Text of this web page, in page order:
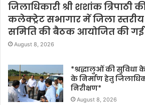
जिलाधिकारी श्री शशांक त्रिपाठी
कलेक्ट्रेट सभागार में जिला
समिति की बैठक आयोजित की
August 8, 2026
*श्रद्धालुओं की सुविधा
के निर्माण हेतु
निरीक्षण*
August 8, 2026